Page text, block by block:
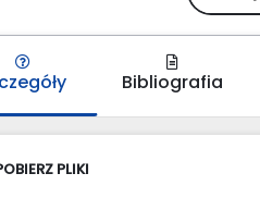
Bibliografia
PLIKI